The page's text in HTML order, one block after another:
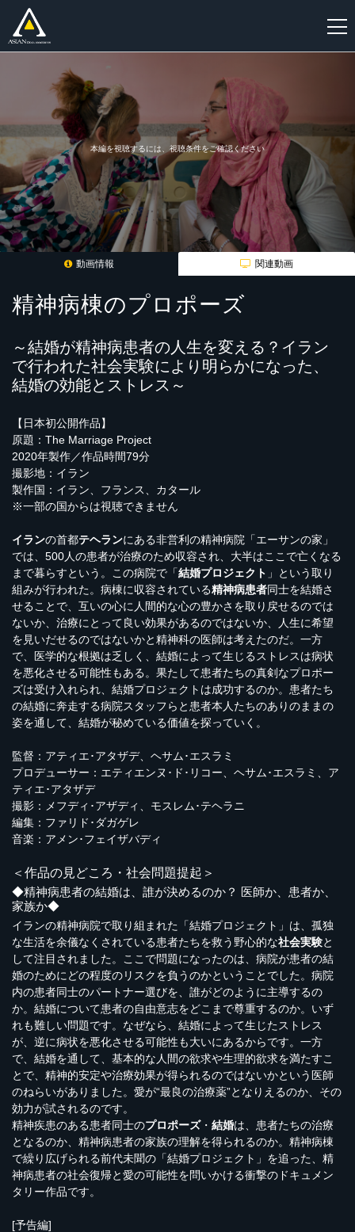
録
本編を視聴するには、視聴条件をご確認ください
動画情報 関連動画
精神病棟のプロポーズ
～結婚が精神病患者の人生を変える？イラン
で行われた社会実験により明らかになった、
結婚の効能とストレス～
【日本初公開作品】
原題：The Marriage Project
2020年製作／作品時間79分
撮影地：イラン
製作国：イラン、フランス、カタール
※一部の国からは視聴できません
イランの首都テヘランにある非営利の精神病院「エーサンの家」
では、500人の患者が治療のため収容され、大半はここで亡くなる
まで暮らすという。この病院で「結婚プロジェクト 」という取り
組みが行われた。病棟に収容されている精神病患者同士を結婚さ
せることで、互いの心に人間的な心の豊かさを取り戻せるのでは
ないか、治療にとって良い効果があるのではないか、人生に希望
を見いだせるのではないかと精神科の医師は考えたのだ。一方
で、医学的な根拠は乏しく、結婚によって生じるストレスは病状
を悪化させる可能性もある。果たして患者たちの真剣なプロポー
ズは受け入れられ、結婚プロジェクトは成功するのか。患者たち
の結婚に奔走する病院スタッフらと患者本人たちのありのままの
姿を通して、結婚が秘めている価値を探っていく。
監督：アティエ･アタザデ、ヘサム･エスラミ
プロデューサー：エティエンヌ･ド･リコー、ヘサム･エスラミ、ア
ティエ･アタザデ
撮影：メフディ･アザディ、モスレム･テヘラニ
編集：ファリド･ダガゲレ
音楽：アメン･フェイザバディ
＜作品の見どころ・社会問題提起＞
◆精神病患者の結婚は、誰が決めるのか？ 医師か、患者か、
家族か◆
イランの精神病院で取り組まれた「結婚プロジェクト」は、孤独
な生活を余儀なくされている患者たちを救う野心的な社会実験と
して注目されました。ここで問題になったのは、病院が患者の結
婚のためにどの程度のリスクを負うのかということでした。病院
内の患者同士のパートナー選びを、誰がどのように主導するの
か。結婚について患者の自由意志をどこまで尊重するのか。いず
れも難しい問題です。なぜなら、結婚によって生じたストレス
が、逆に病状を悪化させる可能性も大いにあるからです。一方
で、結婚を通して、基本的な人間の欲求や生理的欲求を満たすこ
とで、精神的安定や治療効果が得られるのではないかという医師
のねらいがありました。愛が“最良の治療薬”となりえるのか、その
効力が試されるのです。
精神疾患のある患者同士のプロポーズ・ 結婚は、患者たちの治療
となるのか、精神病患者の家族の理解を得られるのか。精神病棟
で繰り広げられる前代未聞の「結婚プロジェクト」を追った、精
神病患者の社会復帰と愛の可能性を問いかける衝撃のドキュメン
タリー作品です。
[予告編]